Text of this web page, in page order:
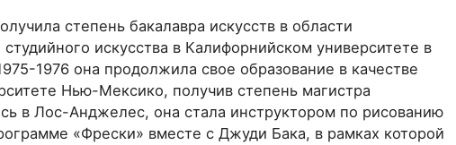
степень бакалавра искусств в области
студийного искусства в Калифорнийском университете в
1976 она продолжила свое образование в качестве
Нью-Мексико, получив степень магистра
в Лос-Анджелес, она стала инструктором по рисованию
«Фрески» вместе с Джуди Бака, в рамках которой